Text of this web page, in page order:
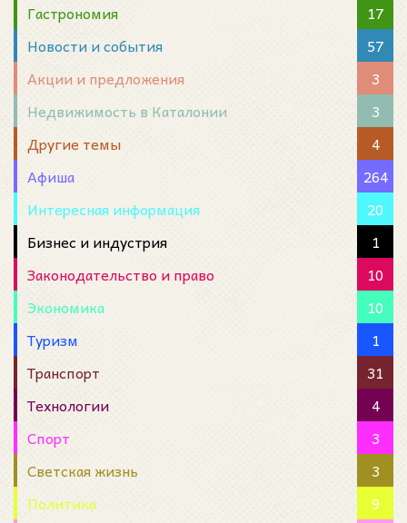
Гастрономия
17
Новости и события
57
Акции и предложения
3
Недвижимость в Каталонии
3
Другие темы
4
Афиша
264
Интересная информация
20
Бизнес и индустрия
1
Законодательство и право
10
Экономика
10
Туризм
1
Транспорт
31
Технологии
4
Спорт
3
Светская жизнь
3
Политика
9